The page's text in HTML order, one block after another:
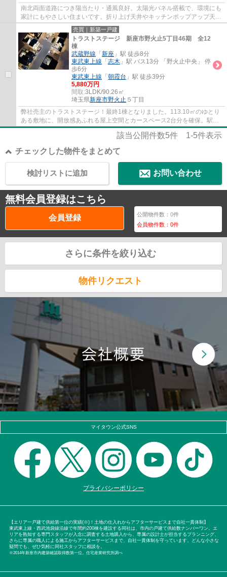
南北両面道路につき陽当たり・通風良好。太陽光パネル搭載で、環境にも
家計にもやさしい住まいです。折り上げ天井やキッチンポップアップ天井
が、開放感あるおしゃれな空間を演出します。
売買｜新築一戸建
トラストステージ 新座市野火止5丁目46期 全12
棟
武蔵野線 「 新座 」駅 徒歩8分
東武東上線 「 志木 」駅 バス13分 「野火止中央」 停
歩6分
東武東上線 「 朝霞台 」駅 徒歩39分
5,880万円
間取:3LDK/90.26㎡
埼玉県新座市野火止 ５丁目
弊社売主のトラストステージ！最終1棟となりました。113.10㎡のゆとり
ある敷地に、開放感あふれる屋上空間とカースペース2台分を確保。駅徒
歩8～9分の利便性と快適な住環境を兼ね備え...
該当公開件数5件 1-5件表示
チェックした物件をまとめて
お問い合わせ
検討リストに追加
無料会員登録はこちら
会員登録 公開物件数：0件
会員物件数：0件
さらに条件を絞り込む
物件リクエスト
マイタウン公式SNS
プライバシーポリシー
【エリア一戸建て供給第一位の実績(※)！土地の仕入れからアフターサービスまで自社一貫体制】
東武東上線・西武池袋線沿線で年間約200棟を建設する同社は、市内の戸建て供給数ナンバーワン。エ
リアを熟知する専門スタッフが入念に調査する土地購入から、専属の設計士が担当するプランニング、
さらに専属の職人による施工からアフターサービスまで、自社一貫体制を守っています。どんな小さな
疑問でも、ぜひ気軽に同社スタッフに相談を。
※2014年新座市内建築確認取得数第一位。住宅産業研究所調べ